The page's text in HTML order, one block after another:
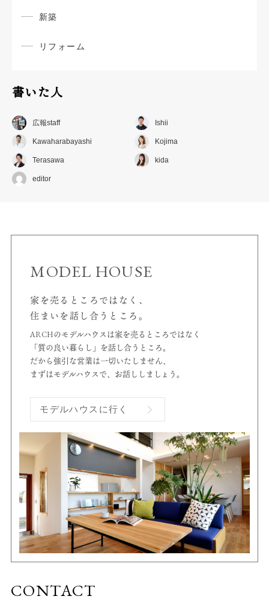
新築
リフォーム
書いた人
広報staff Ishii
Kawaharabayashi Kojima
Terasawa kida
editor
MODEL HOUSE
家を売るところではなく、
住まいを話し合うところ。
ARCHのモデルハウスは家を売るところではなく
「質の良い暮らし」を話し合うところ。
だから強引な営業は一切いたしません、
まずはモデルハウスで、お話ししましょう。
モデルハウスに行く
CONTACT